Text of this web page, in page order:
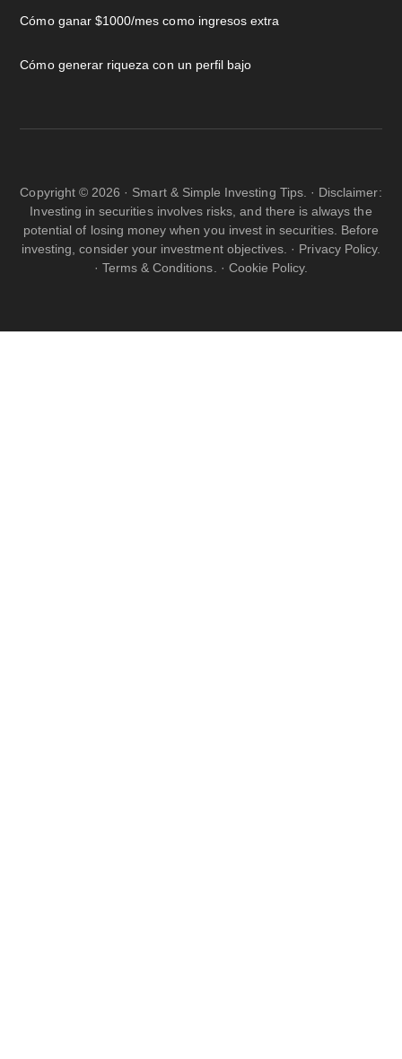
Cómo ganar $1000/mes como ingresos extra
Cómo generar riqueza con un perfil bajo
Copyright © 2026 · Smart & Simple Investing Tips. · Disclaimer:
Investing in securities involves risks, and there is always the
potential of losing money when you invest in securities. Before
investing, consider your investment objectives. · Privacy Policy.
· Terms & Conditions. · Cookie Policy.